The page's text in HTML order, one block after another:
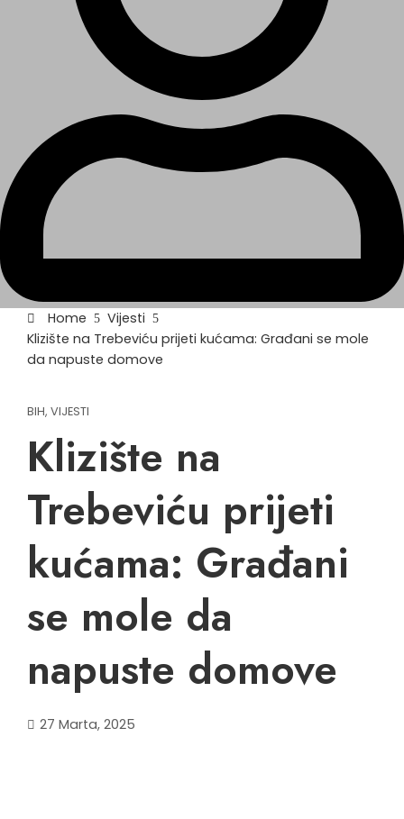
Home
Vijesti
Klizište na Trebeviću prijeti kućama: Građani se mole
da napuste domove
BIH, VIJESTI
Klizište na
Trebeviću prijeti
kućama: Građani
se mole da
napuste domove
27 Marta, 2025